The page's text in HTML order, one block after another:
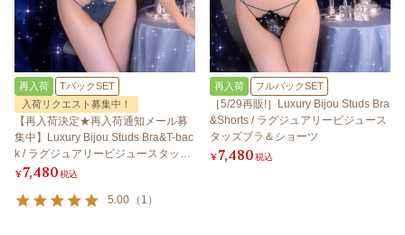
再入荷
TバックSET
入荷リクエスト募集中！
【再入荷決定★再入荷通知メール募
集中】Luxury Bijou Studs Bra&T-bac
k / ラグジュアリービジュースタッズ
ブラ＆Tバック
¥7,480税込
5.00 （ 1 ）
再入荷 フルバックSET
［5/29再販!］Luxury Bijou Studs Bra
&Shorts / ラグジュアリービジュース
タッズブラ＆ショーツ
¥7,480税込